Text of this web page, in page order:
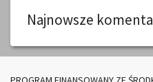
Najnowsze